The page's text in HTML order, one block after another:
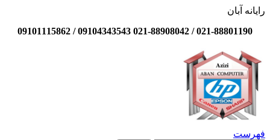
رایانه آبان
021-88801190 / 021-88908042 09104343543 / 09101115862
فهرست